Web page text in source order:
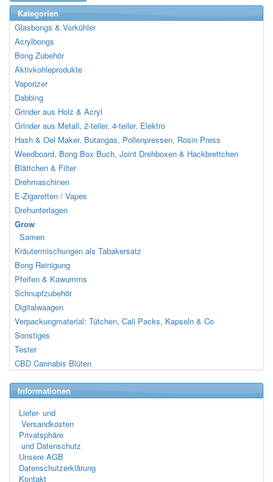
Kategorien
Glasbongs & Vorkühler
Acrylbongs
Bong Zubehör
Aktivkohleprodukte
Vaporizer
Dabbing
Grinder aus Holz & Acryl
Grinder aus Metall, 2-teiler, 4-teiler, Elektro
Hash & Oel Maker, Butangas, Pollenpressen, Rosin Press
Weedboard, Bong Box Buch, Joint Drehboxen & Hackbrettchen
Blättchen & Filter
Drehmaschinen
E-Zigaretten / Vapes
Drehunterlagen
Grow
Samen
Kräutermischungen als Tabakersatz
Bong Reinigung
Pfeifen & Kawumms
Schnupfzubehör
Digitalwaagen
Verpackungmaterial: Tütchen, Cali Packs, Kapseln & Co
Sonstiges
Tester
CBD Cannabis Blüten
Informationen
Liefer- und
Versandkosten
Privatsphäre
und Datenschutz
Unsere AGB
Datenschutzerklärung
Kontakt